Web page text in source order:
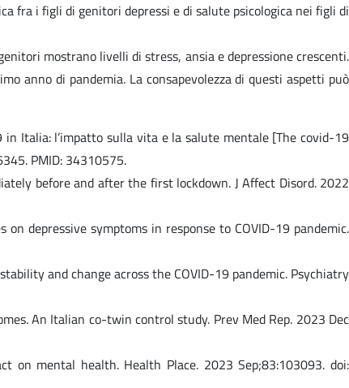
fra i figli di genitori depressi e di salute psicologica nei figli di
mostrano livelli di stress, ansia e depressione crescenti.
anno di pandemia. La consapevolezza di questi aspetti può
in Italia: l’impatto sulla vita e la salute mentale [The covid-19
PMID: 34310575.
before and after the first lockdown. J Affect Disord. 2022
depressive symptoms in response to COVID-19 pandemic.
and change across the COVID-19 pandemic. Psychiatry
An Italian co-twin control study. Prev Med Rep. 2023 Dec
mental health. Health Place. 2023 Sep;83:103093. doi: